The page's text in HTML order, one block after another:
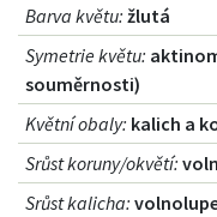
Barva květu: žlutá
Symetrie květu:
souměrnosti)
Květní obaly: kalich a
Srůst koruny/okvětí:
Srůst kalicha: